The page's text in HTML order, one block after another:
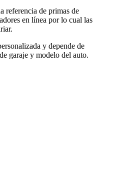
referencia de primas de
en línea por lo cual las
y depende de
garaje y modelo del auto.